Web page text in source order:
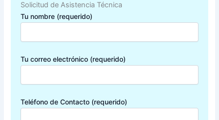
Solicitud de Asistencia Técnica
Tu nombre (requerido)
Tu correo electrónico (requerido)
Teléfono de Contacto (requerido)